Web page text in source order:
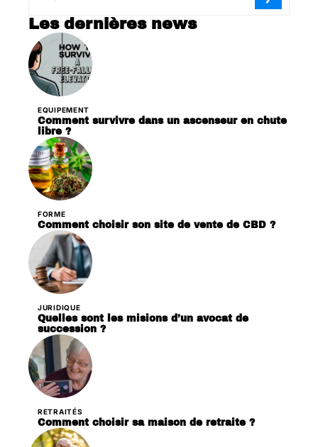
Les dernières news
EQUIPEMENT
Comment survivre dans un ascenseur en chute
libre ?
FORME
Comment choisir son site de vente de CBD ?
JURIDIQUE
Quelles sont les misions d’un avocat de
succession ?
RETRAITÉS
Comment choisir sa maison de retraite ?